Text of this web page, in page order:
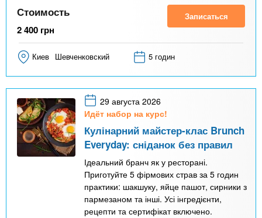
Стоимость
2 400 грн
Записаться
Киев Шевченковский 5 годин
29 августа 2026
Идёт набор на курс!
Кулінарний майстер-клас Brunch
Everyday: сніданок без правил
Ідеальний бранч як у ресторані.
Приготуйте 5 фірмових страв за 5 годин
практики: шакшуку, яйце пашот, сирники з
пармезаном та інші. Усі інгредієнти,
рецепти та сертифікат включено.